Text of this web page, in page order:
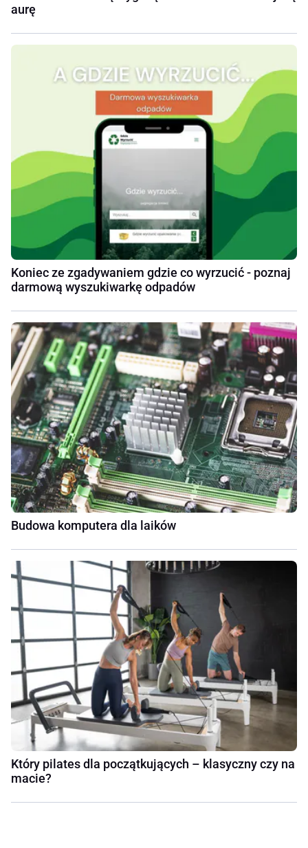
aurę
Koniec ze zgadywaniem gdzie co wyrzucić - poznaj
darmową wyszukiwarkę odpadów
Budowa komputera dla laików
Który pilates dla początkujących – klasyczny czy na
macie?